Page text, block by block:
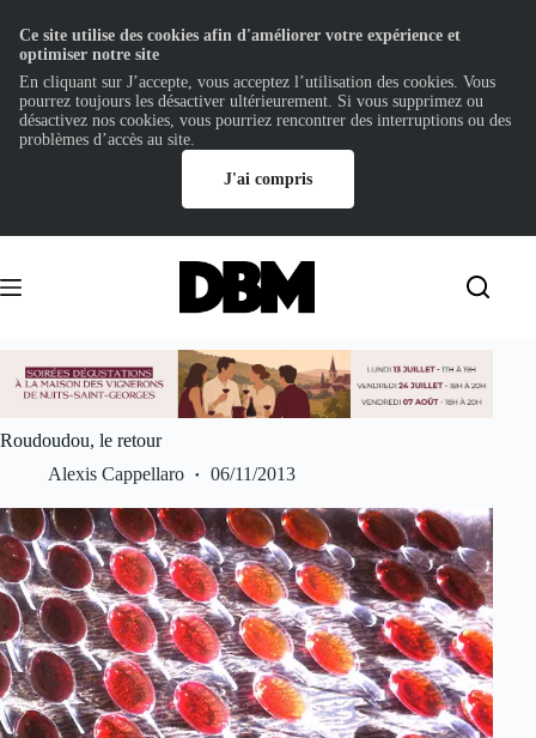
contenu
Roudoudou, le retour
Alexis Cappellaro
06/11/2013
Ce site utilise des cookies afin d'améliorer votre expérience et
optimiser notre site
En cliquant sur J’accepte, vous acceptez l’utilisation des cookies. Vous
pourrez toujours les désactiver ultérieurement. Si vous supprimez ou
désactivez nos cookies, vous pourriez rencontrer des interruptions ou des
problèmes d’accès au site.
J'ai compris